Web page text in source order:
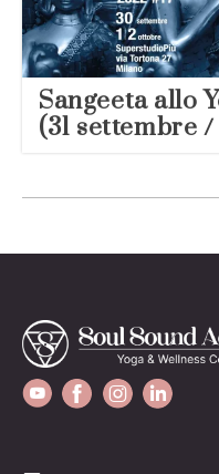
Sangeeta allo
(31 settembre